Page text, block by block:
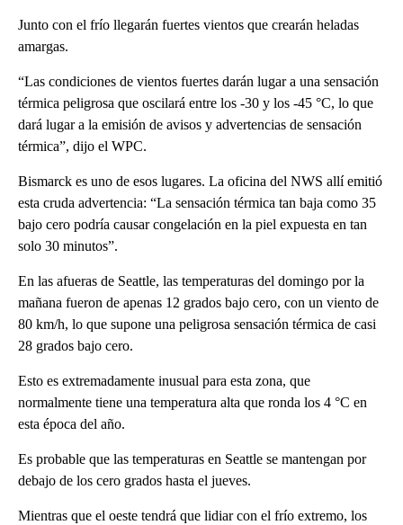
Junto con el frío llegarán fuertes vientos que crearán heladas
amargas.
“Las condiciones de vientos fuertes darán lugar a una sensación
térmica peligrosa que oscilará entre los -30 y los -45 °C, lo que
dará lugar a la emisión de avisos y advertencias de sensación
térmica”, dijo el WPC.
Bismarck es uno de esos lugares. La oficina del NWS allí emitió
esta cruda advertencia: “La sensación térmica tan baja como 35
bajo cero podría causar congelación en la piel expuesta en tan
solo 30 minutos”.
En las afueras de Seattle, las temperaturas del domingo por la
mañana fueron de apenas 12 grados bajo cero, con un viento de
80 km/h, lo que supone una peligrosa sensación térmica de casi
28 grados bajo cero.
Esto es extremadamente inusual para esta zona, que
normalmente tiene una temperatura alta que ronda los 4 °C en
esta época del año.
Es probable que las temperaturas en Seattle se mantengan por
debajo de los cero grados hasta el jueves.
Mientras que el oeste tendrá que lidiar con el frío extremo, los